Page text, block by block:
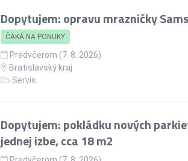
Dopytujem: opravu mrazničky
ČAKÁ NA PONUKY
Predvčerom (7. 8. 2026)
Bratislavský kraj
Servis
Dopytujem: pokládku nových
jednej izbe, cca 18 m2